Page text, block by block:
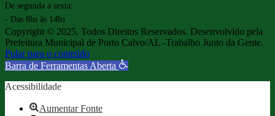
De segunda a sexta:
- Das 8hs às 14hs
Copyright © 2025. Todos Direitos Reservados. Desenvolvido pela
Prefeitura Municipal de Porto Calvo/AL -Trabalho Junto da Gente.
Pular para o conteúdo
Barra de Ferramentas Aberta
Acessibilidade
Aumentar Fonte